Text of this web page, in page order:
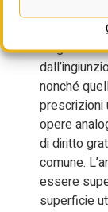
3. Se il
alla
luoghi nel
nonché
prescrizioni
opere
di diritto
comune.
essere
superficie